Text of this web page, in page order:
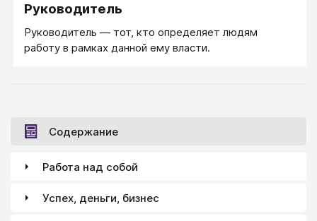
Руководитель
Руководитель — тот, кто определяет людям
работу в рамках данной ему власти.
Содержание
Работа над собой
Успех, деньги, бизнес